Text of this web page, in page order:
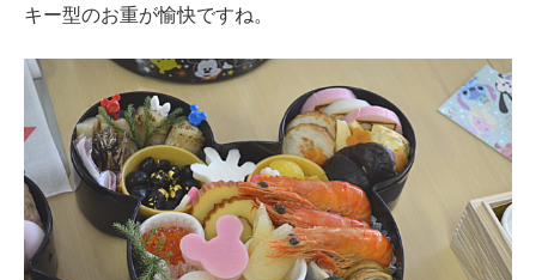
キー型のお重が愉快ですね。